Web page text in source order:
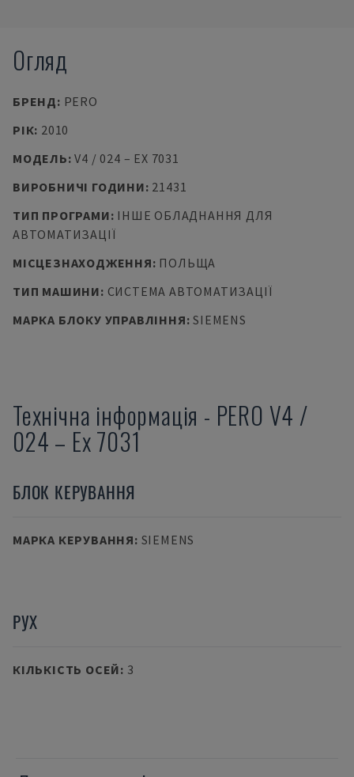
Огляд
БРЕНД: PERO
РІК: 2010
МОДЕЛЬ:V4 / 024 – EX 7031
ВИРОБНИЧІ ГОДИНИ: 21431
ТИП ПРОГРАМИ: ІНШЕ ОБЛАДНАННЯ ДЛЯ
АВТОМАТИЗАЦІЇ
МІСЦЕЗНАХОДЖЕННЯ: ПОЛЬЩА
ТИП МАШИНИ: СИСТЕМА АВТОМАТИЗАЦІЇ
МАРКА БЛОКУ УПРАВЛІННЯ:SIEMENS
Технічна інформація - PERO V4 /
024 – Ex 7031
БЛОК КЕРУВАННЯ
МАРКА КЕРУВАННЯ: SIEMENS
РУХ
КІЛЬКІСТЬ ОСЕЙ: 3